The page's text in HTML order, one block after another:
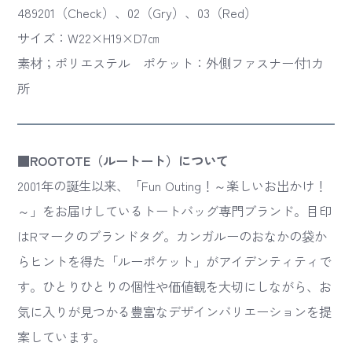
489201（Check）、02（Gry）、03（Red）
サイズ：W22×H19×D7㎝
素材；ポリエステル ポケット：外側ファスナー付1カ
所
■ROOTOTE（ルートート）について
2001年の誕生以来、「Fun Outing！～楽しいお出かけ！
～」をお届けしているトートバッグ専門ブランド。目印
はRマークのブランドタグ。カンガルーのおなかの袋か
らヒントを得た「ルーポケット」がアイデンティティで
す。ひとりひとりの個性や価値観を大切にしながら、お
気に入りが見つかる豊富なデザインバリエーションを提
案しています。